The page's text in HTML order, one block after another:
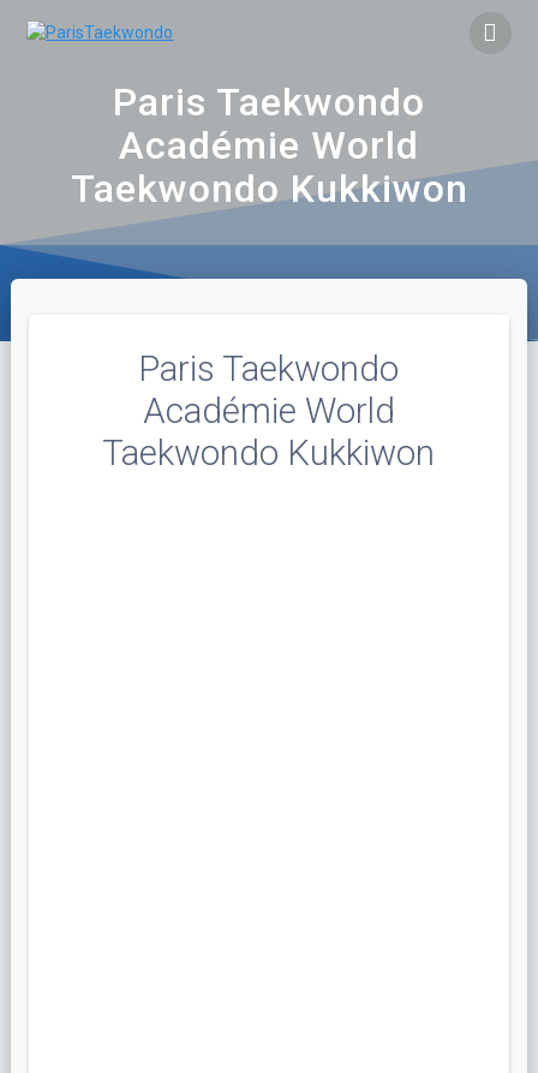
Paris Taekwondo
Académie World
Taekwondo Kukkiwon
Paris Taekwondo
Académie World
Taekwondo Kukkiwon